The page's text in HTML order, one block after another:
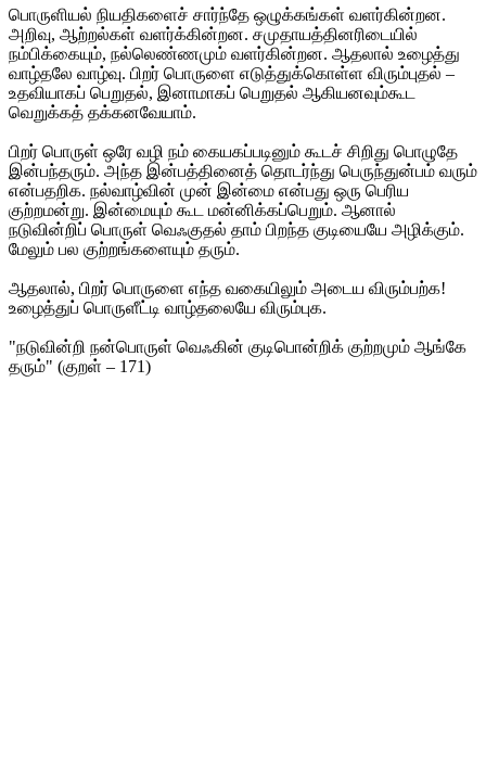
பொருளியல் நியதிகளைச் சார்ந்தே ஒழுக்கங்கள் வளர்கின்றன.
அறிவு, ஆற்றல்கள் வளர்க்கின்றன. சமுதாயத்தினரிடையில்
நம்பிக்கையும், நல்லெண்ணமும் வளர்கின்றன. ஆதலால் உழைத்து
வாழ்தலே வாழ்வு. பிறர் பொருளை எடுத்துக்கொள்ள விரும்புதல் –
உதவியாகப் பெறுதல், இனாமாகப் பெறுதல் ஆகியனவும்கூட
வெறுக்கத் தக்கனவேயாம்.
பிறர் பொருள் ஒரே வழி நம் கையகப்படினும் கூடச் சிறிது பொழுதே
இன்பந்தரும். அந்த இன்பத்தினைத் தொடர்ந்து பெருந்துன்பம் வரும்
என்பதறிக. நல்வாழ்வின் முன் இன்மை என்பது ஒரு பெரிய
குற்றமன்று. இன்மையும் கூட மன்னிக்கப்பெறும். ஆனால்
நடுவின்றிப் பொருள் வெஃகுதல் தாம் பிறந்த குடியையே அழிக்கும்.
மேலும் பல குற்றங்களையும் தரும்.
ஆதலால், பிறர் பொருளை எந்த வகையிலும் அடைய விரும்பற்க!
உழைத்துப் பொருளீட்டி வாழ்தலையே விரும்புக.
"நடுவின்றி நன்பொருள் வெஃகின் குடிபொன்றிக் குற்றமும் ஆங்கே
தரும்" (குறள் – 171)